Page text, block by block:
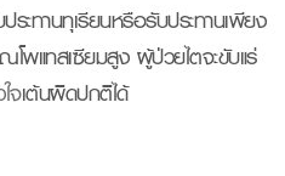
ะทานทุเรียนหรือรับประทานเพียง
โพแทสเซียมสูง ผู้ป่วยไตจะขับแร่
จเต้นผิดปกติได้